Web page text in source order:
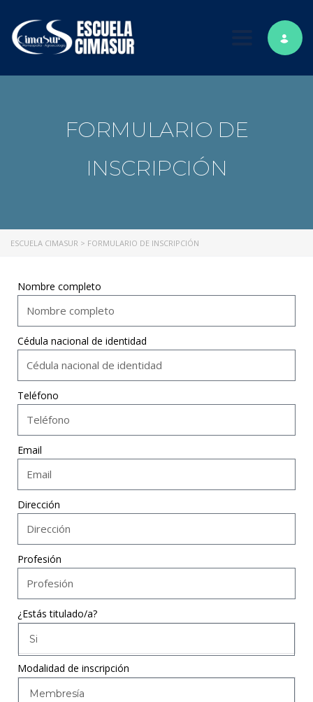
Toggle
FORMULARIO DE
INSCRIPCIÓN
ESCUELA CIMASUR > FORMULARIO DE INSCRIPCIÓN
Nombre completo
Cédula nacional de identidad
Teléfono
Email
Dirección
Profesión
¿Estás titulado/a?
Si
Modalidad de inscripción
Membresía